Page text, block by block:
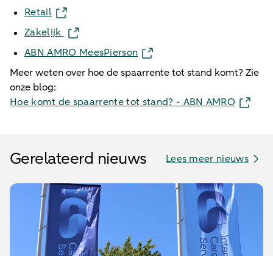
Retail
Zakelijk
ABN AMRO MeesPierson
Meer weten over hoe de spaarrente tot stand komt? Zie
onze blog:
Hoe komt de spaarrente tot stand? - ABN AMRO
Gerelateerd nieuws Lees meer nieuws